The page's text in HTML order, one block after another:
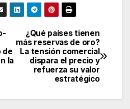
¿Qué países tienen
más reservas de oro?
La tensión comercial
dispara el precio y
refuerza su valor
estratégico
de
la